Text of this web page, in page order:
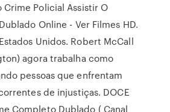
Crime Policial Assistir O
Online - Ver Filmes HD.
Unidos. Robert McCall
agora trabalha como
pessoas que enfrentam
de injustiças. DOCE
Completo Dublado ( Canal